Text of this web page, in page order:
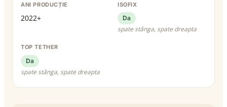
ANI PRODUCȚIE
2022+
ISOFIX
Da
spate stânga, spate dreapta
TOP TETHER
Da
spate stânga, spate dreapta